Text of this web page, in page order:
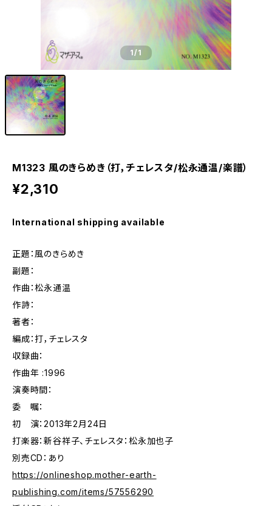
1/1
M1323 風のきらめき（打，チェレスタ/松永通温/楽譜）
¥2,310
International shipping available
正題：風のきらめき
副題：
作曲：松永通温
作詩：
著者：
編成：打，チェレスタ
収録曲：
作曲年 :1996
演奏時間：
委 嘱：
初 演：2013年2月24日
打楽器：新谷祥子、チェレスタ：松永加也子
別売CD：あり
https://onlineshop.mother-earth-
publishing.com/items/57556290